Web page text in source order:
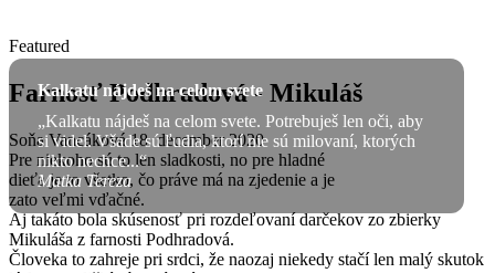
Kalkatu nájdeš na celom svete
„Kalkatu nájdeš na celom svete. Potrebuješ len oči, aby
si videl. Všade sú ľudia, ktorí nie sú milovaní, ktorých
nikto nechce...“
Matka Tereza
Featured
Farnosť Podhradová - Mikuláš
Soňa Vancáková 18. december 2020
Pre niekoho sú to len sladkosti, no pre hladné
dieťa je to všetko, čo práve má na zjedenie a je
zato veľmi vďačné.
Aj takáto bola skúsenosť pri rozdeľovaní darčekov zo zbierky
Mikuláša z farnosti Podhradová.
Človeka to zahreje pri srdci, že naozaj niekedy stačí len malý skutok